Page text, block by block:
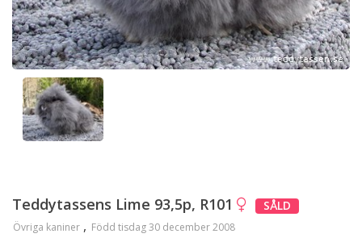
Teddytassens Lime 93,5p, R101 SÅLD
Övriga kaniner Född tisdag 30 december 2008